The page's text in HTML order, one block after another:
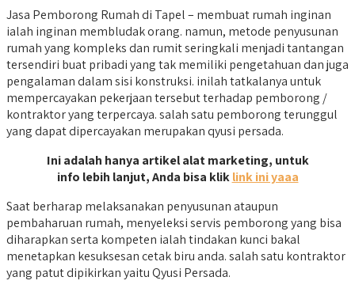
Jasa Pemborong Rumah di Tapel – membuat rumah inginan
ialah inginan membludak orang. namun, metode penyusunan
rumah yang kompleks dan rumit seringkali menjadi tantangan
tersendiri buat pribadi yang tak memiliki pengetahuan dan juga
pengalaman dalam sisi konstruksi. inilah tatkalanya untuk
mempercayakan pekerjaan tersebut terhadap pemborong /
kontraktor yang terpercaya. salah satu pemborong terunggul
yang dapat dipercayakan merupakan qyusi persada.
Ini adalah hanya artikel alat marketing, untuk
info lebih lanjut, Anda bisa kliklink ini yaaa
Saat berharap melaksanakan penyusunan ataupun
pembaharuan rumah, menyeleksi servis pemborong yang bisa
diharapkan serta kompeten ialah tindakan kunci bakal
menetapkan kesuksesan cetak biru anda. salah satu kontraktor
yang patut dipikirkan yaitu Qyusi Persada.